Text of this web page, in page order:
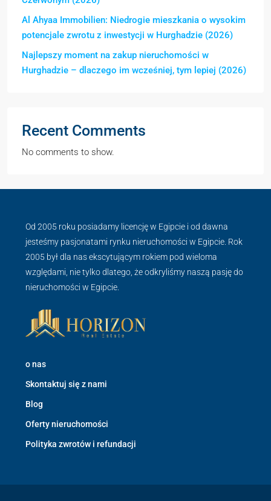
Al Ahyaa Immobilien: Niedrogie mieszkania o wysokim
potencjale zwrotu z inwestycji w Hurghadzie (2026)
Najlepszy moment na zakup nieruchomości w
Hurghadzie – dlaczego im wcześniej, tym lepiej (2026)
Recent Comments
No comments to show.
Od 2005 roku posiadamy licencję w Egipcie i od dawna
jesteśmy pasjonatami rynku nieruchomości w Egipcie. Rok
2005 był dla nas ekscytującym rokiem pod wieloma
względami, nie tylko dlatego, że odkryliśmy naszą pasję do
nieruchomości w Egipcie.
o nas
Skontaktuj się z nami
Blog
Oferty nieruchomości
Polityka zwrotów i refundacji